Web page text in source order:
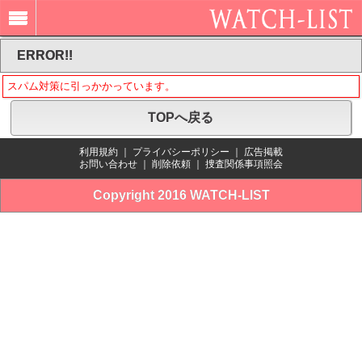
ERROR!!
スパム対策に引っかかっています。
TOPへ戻る
利用規約 プライバシーポリシー
広告掲載
お問い合わせ
削除依頼 捜査関係事項照会
Copyright 2016 WATCH-LIST